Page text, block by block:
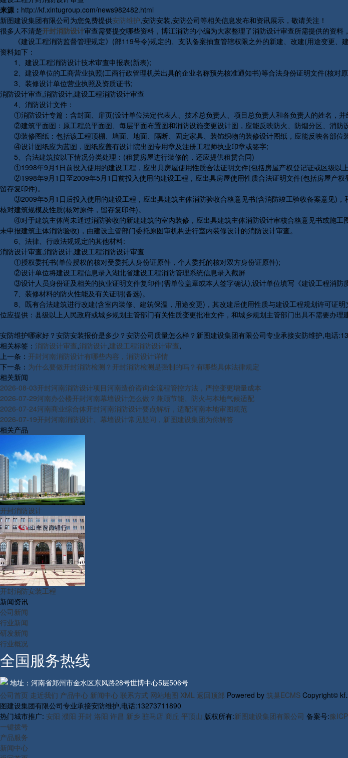
来源： http://kf.xintugroup.com/news982482.html
新图建设集团有限公司为您免费提供安防维护,安防安装,安防公司等相关信息发布和资讯展示，敬请关注！
很多人不清楚开封消防设计审查需要提交哪些资料，博江消防的小编为大家整理了消防设计审查所需提供的资
《建设工程消防监督管理规定》(部119号令)规定的、支队备案抽查管辖权限之外的新建、改建(用途变更、
资料如下：
1、建设工程消防设计技术审查申报表(新表);
2、建设单位的工商营业执照(工商行政管理机关出具的企业名称预先核准通知书)等合法身份证明文件(核对
3、装修设计单位营业执照及资质证书;
消防设计审查,消防设计,建设工程消防设计审查
4、消防设计文件：
①消防设计专篇：含封面、扉页(设计单位法定代表人、技术总负责人、项目总负责人和各负责人的姓名，并
②建筑平面图：原工程总平面图、每层平面布置图和消防设施变更设计图，应能反映防火、防烟分区、消防
③装修图纸：包括该工程顶棚、墙面、地面、隔断、固定家具、装饰织物的装修设计图纸，应能反映各部位
④设计图纸应为蓝图，图纸应盖有设计院出图专用章及注册工程师执业印章或签字;
5、合法建筑按以下情况分类处理：(租赁房屋进行装修的，还应提供租赁合同)
①1998年9月1日前投入使用的建设工程，应出具房屋使用性质合法证明文件(包括房屋产权登记证或区级以
②1998年9月1日至2009年5月1日前投入使用的建设工程，应出具房屋使用性质合法证明文件(包括房屋产权
留存复印件)。
③2009年5月1日后投入使用的建设工程，应出具建筑主体消防验收合格意见书(含消防竣工验收备案意见)，
核对建筑规模及性质(核对原件，留存复印件)。
④对于建筑主体尚未通过消防验收的新建建筑的室内装修，应出具建筑主体消防设计审核合格意见书或施工
未申报建筑主体消防验收)，由建设主管部门委托原图审机构进行室内装修设计的消防设计审查。
6、法律、行政法规规定的其他材料:
消防设计审查,消防设计,建设工程消防设计审查
①授权委托书(单位授权的核对受委托人身份证原件，个人委托的核对双方身份证原件);
②设计单位将建设工程信息录入湖北省建设工程消防管理系统信息录入截屏
③设计人员身份证及相关的执业证明文件复印件(需单位盖章或本人签字确认),设计单位填写《建设工程消防
7、装修材料的防火性能及有关证明(备选)。
8、既有合法建筑进行改建(含室内装修、建筑保温，用途变更)，其改建后使用性质与建设工程规划许可证
位应提供：县级以上人民政府或城乡规划主管部门有关性质变更批准文件，和城乡规划主管部门出具不需要办理
安防维护哪家好？安防安装报价是多少？安防公司质量怎么样？新图建设集团有限公司专业承接安防维护,电话
相关标签： 消防设计审查,消防设计,建设工程消防设计审查,
上一条： 开封河南消防设计有哪些内容，消防设计详情
下一条： 为什么要做开封消防检测？开封消防检测是强制的吗？有哪些具体法律规定
相关新闻
2026-08-03开封河南消防设计项目河南造价咨询全流程管控方法，严控变更增量成本
2026-07-29河南办公楼开封河南幕墙设计怎么做？兼顾节能、防火与本地气候适配
2026-07-24河南商业综合体开封河南消防设计要点解析，适配河南本地审图规范
2026-07-19开封河南消防设计、幕墙设计常见疑问，新图建设集团为你解答
相关产品
开封消防设计
开封消防安装工程
新闻资讯
公司新闻
行业新闻
研发新闻
行业概况
全国服务热线
地址：河南省郑州市金水区东风路28号世博中心5层506号
公司首页 走近我们 产品中心 新闻中心 联系方式 网站地图 XML 返回顶部 Powered by 筑巢ECMS Copyright©
图建设集团有限公司专业承接安防维护,电话:13273711890
热门城市推广: 安阳 濮阳 开封 洛阳 许昌 新乡 驻马店 商丘 平顶山 版权所有:新图建设集团有限公司 备案号:豫
一键拨号
产品服务
新闻中心